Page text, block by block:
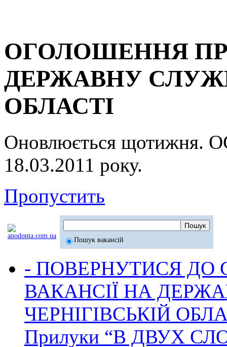
ОГОЛОШЕННЯ
ДЕРЖАВНУ
ОБЛАСТІ
Оновлюється
18.03.2011 року.
Пропустить
Пошук вакансій
- ПОВЕРНУТИСЯ ДО
ВАКАНСІЇ НА
ЧЕРНІГІВСЬКІЙ
Прилуки “В ДВУХ